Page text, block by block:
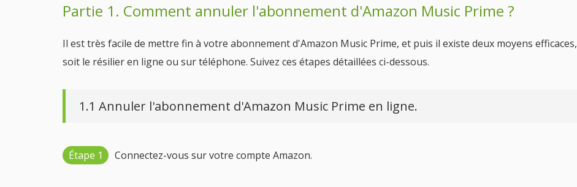
Partie 1. Comment annuler l'abonnement d'Amazon Music Prime ?
Il est très facile de mettre fin à votre abonnement d'Amazon Music Prime, et puis il existe deux moyens efficaces,
soit le résilier en ligne ou sur téléphone. Suivez ces étapes détaillées ci-dessous.
1.1 Annuler l'abonnement d'Amazon Music Prime en ligne.
Étape 1 Connectez-vous sur votre compte Amazon.